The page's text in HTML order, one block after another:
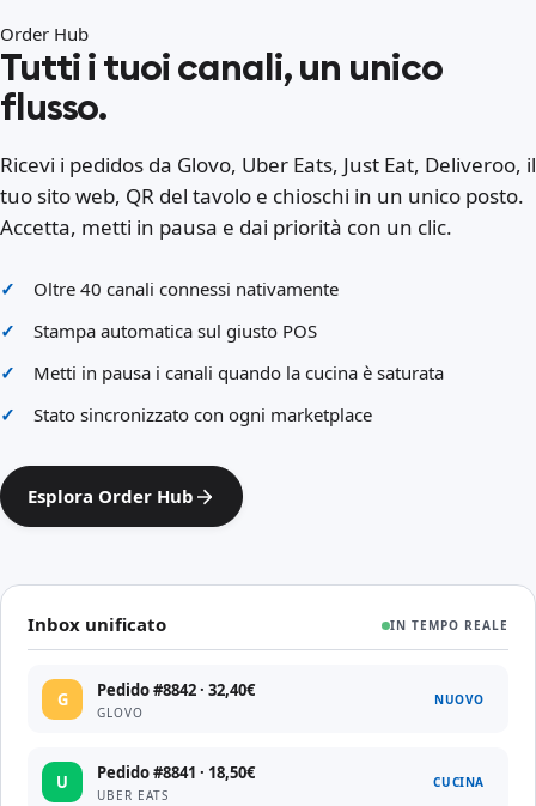
Order Hub
Tutti i tuoi canali, un unico
flusso.
Ricevi i pedidos da Glovo, Uber Eats, Just Eat, Deliveroo, il
tuo sito web, QR del tavolo e chioschi in un unico posto.
Accetta, metti in pausa e dai priorità con un clic.
Oltre 40 canali connessi nativamente
Stampa automatica sul giusto POS
Metti in pausa i canali quando la cucina è saturata
Stato sincronizzato con ogni marketplace
Esplora Order Hub
Inbox unificato IN TEMPO REALE
G Pedido #8842 · 32,40€
GLOVO
NUOVO
U Pedido #8841 · 18,50€
UBER EATS
CUCINA